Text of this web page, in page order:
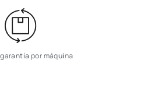
por máquina